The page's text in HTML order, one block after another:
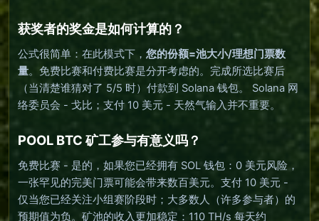
获奖者的奖金是如何计算的？
公式很简单：在此模式下， 您的份额=池大小/理想门票数
量。免费比赛和付费比赛是分开考虑的。完成所选比赛后
（当清楚谁猜对了 5/5 时）付款到 Solana 钱包。 Solana 网
络委员会 - 戈比；支付 10 美元 - 天然气输入并不重要。
POOL BTC 矿工参与有意义吗？
免费比赛 - 是的，如果您已经拥有 SOL 钱包：0 美元风险，
一张罕见的完美门票可能会带来数百美元。支付 10 美元 -
仅当您已经关注小组赛阶段时；大多数人（许多参与者）的
预期值为负。矿池的收入更加稳定：110 TH/s 每天约